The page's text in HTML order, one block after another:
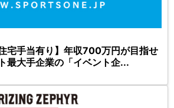
宅手当有り】年収700万円が目指せ
最大手企業の「イベント企...